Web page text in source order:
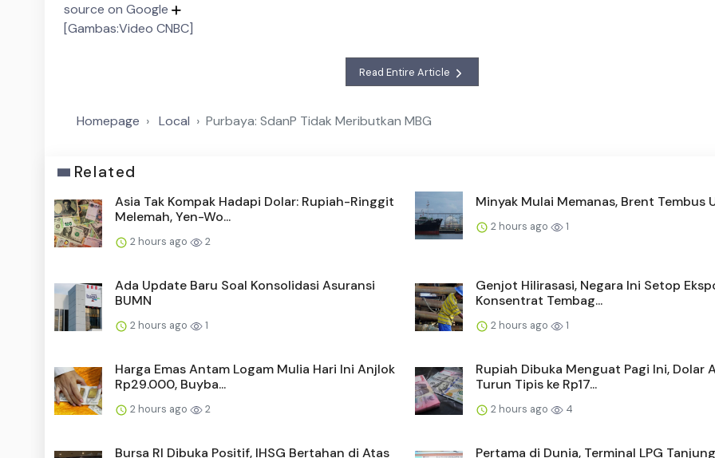
source on Google
[Gambas:Video CNBC]
Read Entire Article
Homepage Local Purbaya: SdanP Tidak Meributkan MBG
Related
Asia Tak Kompak Hadapi Dolar: Rupiah-Ringgit
Melemah, Yen-Wo...
2 hours ago 2
Minyak Mulai Memanas, Brent Tembus
2 hours ago 1
Ada Update Baru Soal Konsolidasi Asuransi
BUMN
2 hours ago 1
Genjot Hilirasasi, Negara Ini Setop
Konsentrat Tembag...
2 hours ago 1
Harga Emas Antam Logam Mulia Hari Ini Anjlok
Rp29.000, Buyba...
2 hours ago 2
Rupiah Dibuka Menguat Pagi Ini, Dolar
Turun Tipis ke Rp17...
2 hours ago 4
Bursa RI Dibuka Positif, IHSG Bertahan di Atas
Pertama di Dunia, Terminal LPG Tanjung